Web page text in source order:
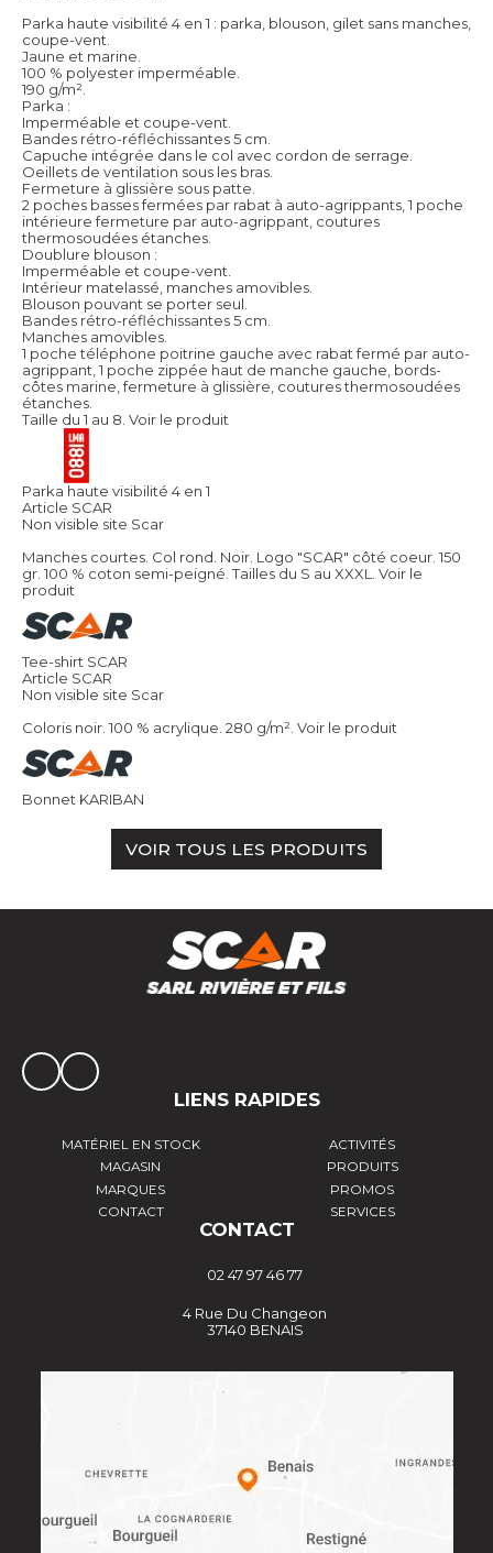
Parka haute visibilité 4 en 1 : parka, blouson, gilet sans manches,
coupe-vent.
Jaune et marine.
100 % polyester imperméable.
190 g/m².
Parka :
Imperméable et coupe-vent.
Bandes rétro-réfléchissantes 5 cm.
Capuche intégrée dans le col avec cordon de serrage.
Oeillets de ventilation sous les bras.
Fermeture à glissière sous patte.
2 poches basses fermées par rabat à auto-agrippants, 1 poche
intérieure fermeture par auto-agrippant, coutures
thermosoudées étanches.
Doublure blouson :
Imperméable et coupe-vent.
Intérieur matelassé, manches amovibles.
Blouson pouvant se porter seul.
Bandes rétro-réfléchissantes 5 cm.
Manches amovibles.
1 poche téléphone poitrine gauche avec rabat fermé par auto-
agrippant, 1 poche zippée haut de manche gauche, bords-
côtes marine, fermeture à glissière, coutures thermosoudées
étanches.
Taille du 1 au 8. Voir le produit
Parka haute visibilité 4 en 1
Article SCAR
Non visible site Scar
Manches courtes. Col rond. Noir. Logo "SCAR" côté coeur. 150
gr. 100 % coton semi-peigné. Tailles du S au XXXL.
Voir le
produit
Tee-shirt SCAR
Article SCAR
Non visible site Scar
Coloris noir. 100 % acrylique. 280 g/m². Voir le produit
Bonnet KARIBAN
VOIR TOUS LES PRODUITS
LIENS RAPIDES
MATÉRIEL EN STOCK
ACTIVITÉS
MAGASIN
PRODUITS
MARQUES
PROMOS
CONTACT
SERVICES
CONTACT
02 47 97 46 77
4 Rue Du Changeon
37140 BENAIS